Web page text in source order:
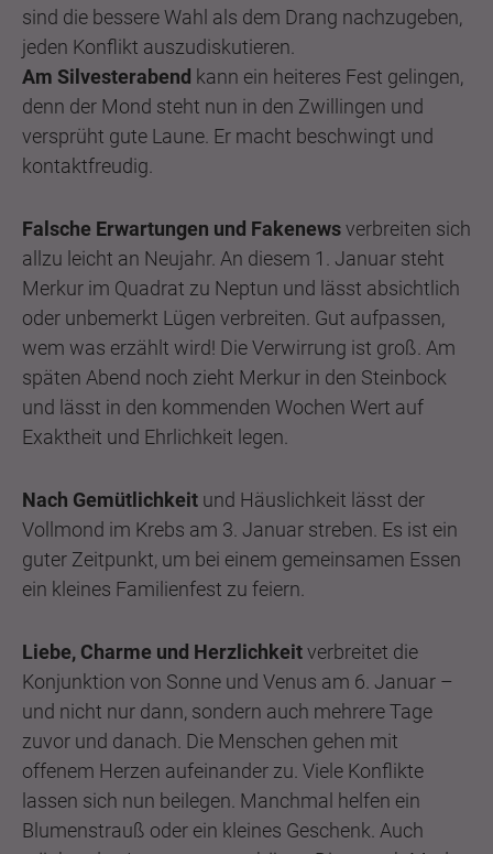
sind die bessere Wahl als dem Drang nachzugeben,
jeden Konflikt auszudiskutieren.
Am Silvesterabend kann ein heiteres Fest gelingen,
denn der Mond steht nun in den Zwillingen und
versprüht gute Laune. Er macht beschwingt und
kontaktfreudig.
Falsche Erwartungen und Fakenewsverbreiten sich
allzu leicht an Neujahr. An diesem 1. Januar steht
Merkur im Quadrat zu Neptun und lässt absichtlich
oder unbemerkt Lügen verbreiten. Gut aufpassen,
wem was erzählt wird! Die Verwirrung ist groß. Am
späten Abend noch zieht Merkur in den Steinbock
und lässt in den kommenden Wochen Wert auf
Exaktheit und Ehrlichkeit legen.
Nach Gemütlichkeit und Häuslichkeit lässt der
Vollmond im Krebs am 3. Januar streben. Es ist ein
guter Zeitpunkt, um bei einem gemeinsamen Essen
ein kleines Familienfest zu feiern.
Liebe, Charme und Herzlichkeitverbreitet die
Konjunktion von Sonne und Venus am 6. Januar –
und nicht nur dann, sondern auch mehrere Tage
zuvor und danach. Die Menschen gehen mit
offenem Herzen aufeinander zu. Viele Konflikte
lassen sich nun beilegen. Manchmal helfen ein
Blumenstrauß oder ein kleines Geschenk. Auch